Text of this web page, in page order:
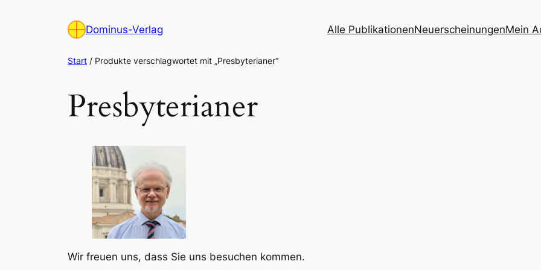
Dominus-Verlag Alle PublikationenNeuerscheinungenMein
Start / Produkte verschlagwortet mit „Presbyterianer“
Presbyterianer
Wir freuen uns, dass Sie uns besuchen kommen.